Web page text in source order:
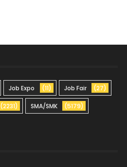
Job Expo (11) Job Fair (27)
(2231) SMA/SMK (5179)